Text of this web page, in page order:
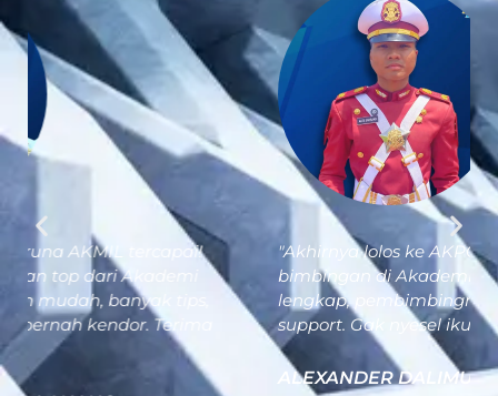
"Akhirnya lolos ke AKPOL ! Semua berkat
bimbingan di Akademi Taruna. Materinya
lengkap, pembimbingnya asik, dan selalu
support. Gak nyesel ikut di sini!
"
ALEXANDER DALIMUNTE